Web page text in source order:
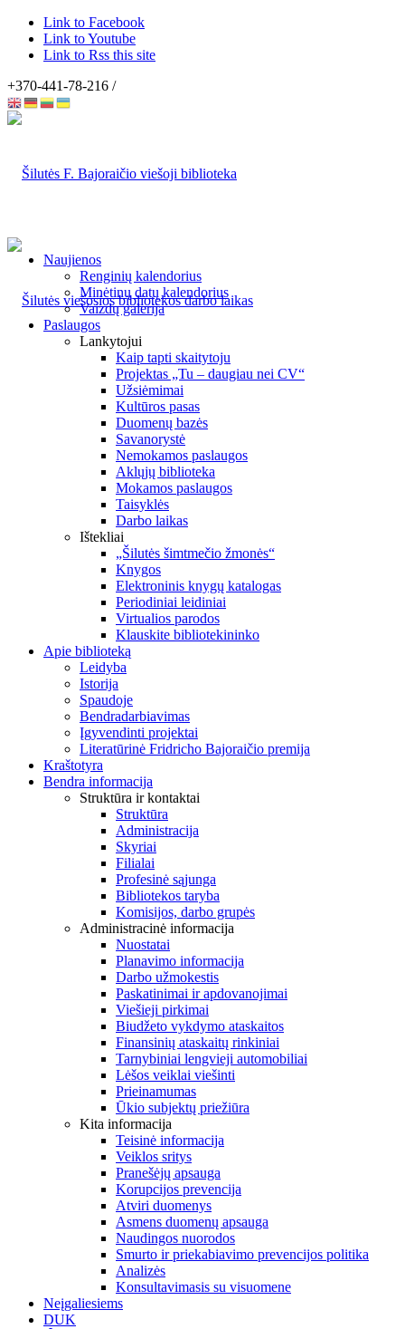
Link to Facebook
Link to Youtube
Link to Rss this site
+370-441-78-216 /
Naujienos
Renginių kalendorius
Minėtinų datų kalendorius
Vaizdų galerija
Paslaugos
Lankytojui
Kaip tapti skaitytoju
Projektas „Tu – daugiau nei CV“
Užsiėmimai
Kultūros pasas
Duomenų bazės
Savanorystė
Nemokamos paslaugos
Aklųjų biblioteka
Mokamos paslaugos
Taisyklės
Darbo laikas
Ištekliai
„Šilutės šimtmečio žmonės“
Knygos
Elektroninis knygų katalogas
Periodiniai leidiniai
Virtualios parodos
Klauskite bibliotekininko
Apie biblioteką
Leidyba
Istorija
Spaudoje
Bendradarbiavimas
Įgyvendinti projektai
Literatūrinė Fridricho Bajoraičio premija
Kraštotyra
Bendra informacija
Struktūra ir kontaktai
Struktūra
Administracija
Skyriai
Filialai
Profesinė sąjunga
Bibliotekos taryba
Komisijos, darbo grupės
Administracinė informacija
Nuostatai
Planavimo informacija
Darbo užmokestis
Paskatinimai ir apdovanojimai
Viešieji pirkimai
Biudžeto vykdymo ataskaitos
Finansinių ataskaitų rinkiniai
Tarnybiniai lengvieji automobiliai
Lėšos veiklai viešinti
Prieinamumas
Ūkio subjektų priežiūra
Kita informacija
Teisinė informacija
Veiklos sritys
Pranešėjų apsauga
Korupcijos prevencija
Atviri duomenys
Asmens duomenų apsauga
Naudingos nuorodos
Smurto ir priekabiavimo prevencijos politika
Analizės
Konsultavimasis su visuomene
Neįgaliesiems
DUK